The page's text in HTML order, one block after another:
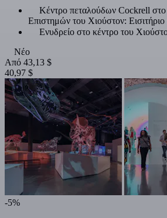
Κέντρο πεταλούδων Cockrell
Επιστημών του Χιούστον: Εισιτήριο
Ενυδρείο στο κέντρο του
Νέο
Από 43,13 $
40,97 $
-5%